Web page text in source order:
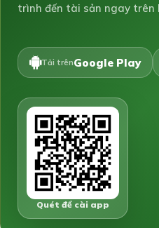
trình đến tài sản ngay trên
Tải trênGoogle Play
Quét để cài app